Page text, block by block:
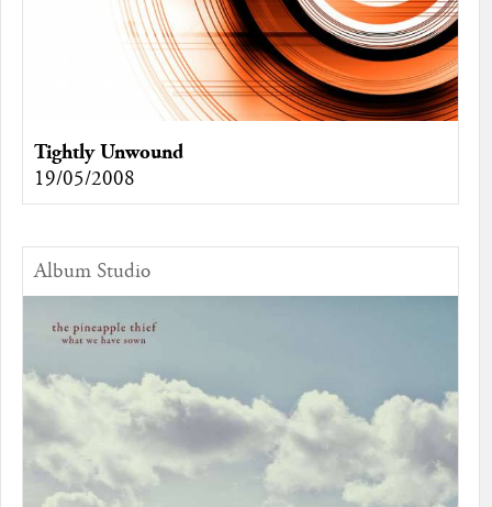
Tightly Unwound
19/05/2008
Album Studio